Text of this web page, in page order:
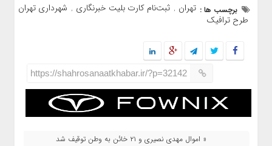
برچسب ها : تهران , ثبت‌نام کارت بلیت خبرنگاری , شهرداری تهران
طرح ترافیک
https://shahrosanaatkhabar.ir/?p=32142
« اموال مهدی نصیری و ۲۱ خائن به وطن توقیف شد